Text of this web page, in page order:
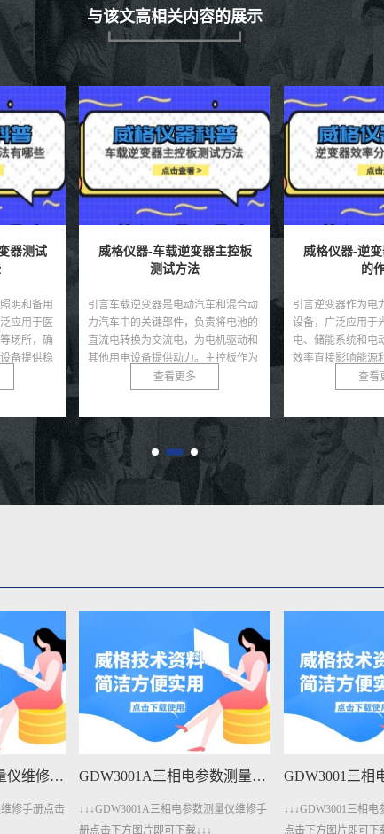
与该文高相关内容的展示
器测试
明和备用
应用于医
场所，确
备提供稳
威格仪器-车载逆变器主控板
测试方法
引言车载逆变器是电动汽车和混合动
力汽车中的关键部件，负责将电池的
直流电转换为交流电，为电机驱动和
其他用电设备提供动力。主控板作为
逆变器的核心，集成了控...
查看更多
威格仪器-逆
的
引言逆变器作为电
设备，广泛应用于
电、储能系统和电
效率直接影响能源
能。随着可再生能
查看
GDW4011变压器测量仪维修手册下载
修手册点击
GDW3001A三相电参数测量仪维修手册下载
↓↓↓GDW3001A三相电参数测量仪维修手
册点击下方图片即可下载↓↓↓
↓↓↓GDW3001三相
点击下方图片即可下